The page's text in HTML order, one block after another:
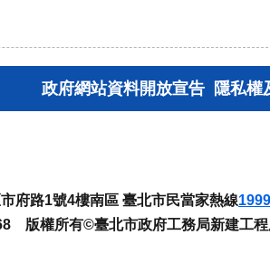
政府網站資料開放宣告 隱私權
府路1號4樓南區 臺北市民當家熱線1999
版權所有©臺北市政府工務局新建工